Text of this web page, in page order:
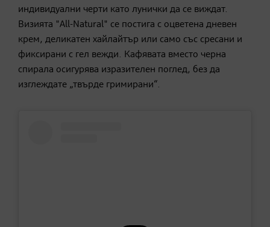
индивидуални черти като лунички да се виждат.
Визията "All-Natural" се постига с оцветена дневен
крем, деликатен хайлайтър или само със сресани и
фиксирани с гел вежди. Кафявата вместо черна
спирала осигурява изразителен поглед, без да
изглеждате „твърде гримирани“.